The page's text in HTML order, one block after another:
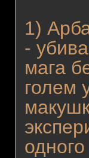
1)
-
мага
голем